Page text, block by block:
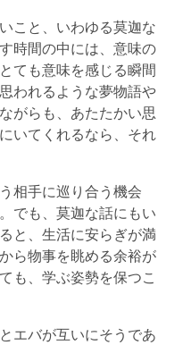
こと、いわゆる莫迦な
時間の中には、意味の
ても意味を感じる瞬間
われるような夢物語や
がらも、あたたかい思
いてくれるなら、それ
相手に巡り合う機会
でも、莫迦な話にもい
と、生活に安らぎが満
ら物事を眺める余裕が
も、学ぶ姿勢を保つこ
エバが互いにそうであ